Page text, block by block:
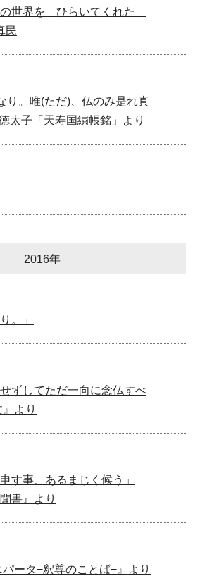
の世界を ひらいてくれた
民
り。唯(ただ)、仏のみ是れ真
太子「天寿国繍帳銘」より
2016年
。」
ずしてただ一向に念仏すべ
より
す事、あるまじく候う」
書』より
パータ−釈尊のことば−』より